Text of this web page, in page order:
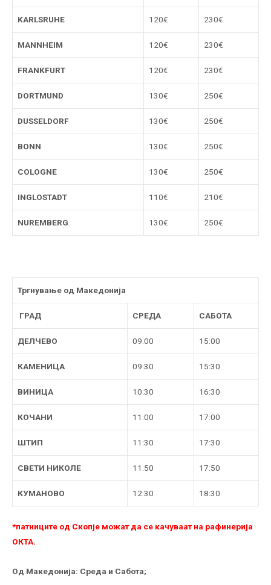
KARLSRUHE 120€ 230€
MANNHEIM 120€ 230€
FRANKFURT 120€ 230€
DORTMUND 130€ 250€
DUSSELDORF 130€ 250€
BONN 130€ 250€
COLOGNE 130€ 250€
INGLOSTADT 110€ 210€
NUREMBERG 130€ 250€
Тргнување од Македонија
ГРАД СРЕДА САБОТА
ДЕЛЧЕВО 09:00 15:00
КАМЕНИЦА 09:30 15:30
ВИНИЦА 10:30 16:30
КОЧАНИ 11:00 17:00
ШТИП 11:30 17:30
СВЕТИ НИКОЛЕ 11:50 17:50
КУМАНОВО 12:30 18:30
*патниците од Скопје можат да се качуваат на рафинерија
ОКТА.
Од Македонија: Среда и Сабота;